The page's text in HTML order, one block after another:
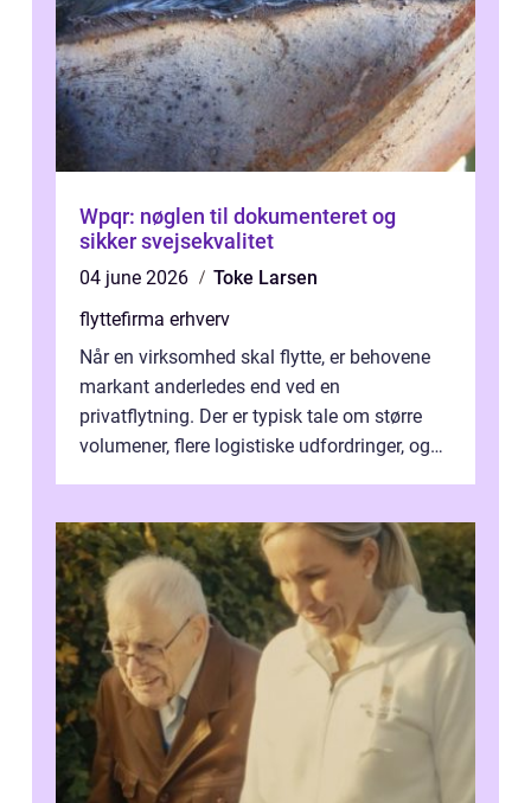
Wpqr: nøglen til dokumenteret og
sikker svejsekvalitet
04 june 2026
Toke Larsen
flyttefirma erhverv
Når en virksomhed skal flytte, er behovene
markant anderledes end ved en
privatflytning. Der er typisk tale om større
volumener, flere logistiske udfordringer, og